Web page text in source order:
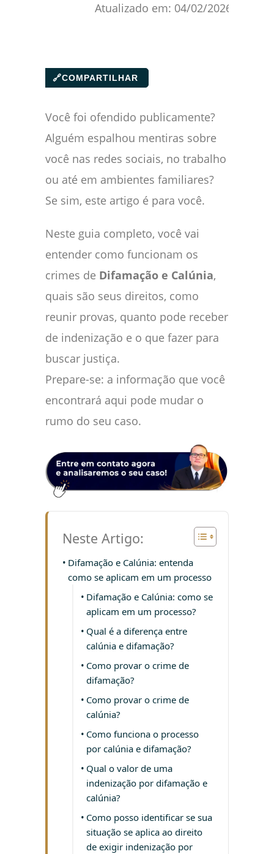
Atualizado em: 04/02/2026
🔗COMPARTILHAR
Você foi ofendido publicamente?
Alguém espalhou mentiras sobre
você nas redes sociais, no trabalho
ou até em ambientes familiares?
Se sim, este artigo é para você.
Neste guia completo, você vai
entender como funcionam os
crimes de Difamação e Calúnia,
quais são seus direitos, como
reunir provas, quanto pode receber
de indenização e o que fazer para
buscar justiça.
Prepare-se: a informação que você
encontrará aqui pode mudar o
rumo do seu caso.
Neste Artigo:
Difamação e Calúnia: entenda
como se aplicam em um processo
Difamação e Calúnia: como se
aplicam em um processo?
Qual é a diferença entre
calúnia e difamação?
Como provar o crime de
difamação?
Como provar o crime de
calúnia?
Como funciona o processo
por calúnia e difamação?
Qual o valor de uma
indenização por difamação e
calúnia?
Como posso identificar se sua
situação se aplica ao direito
de exigir indenização por